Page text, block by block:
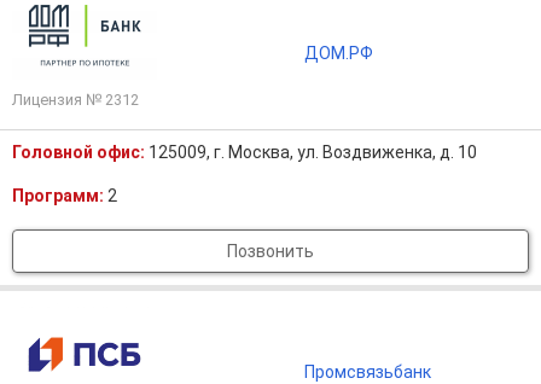
Лицензия № 2312
ДОМ.РФ
Головной офис: 125009, г. Москва, ул. Воздвиженка, д. 10
Программ: 2
Позвонить
Промсвязьбанк